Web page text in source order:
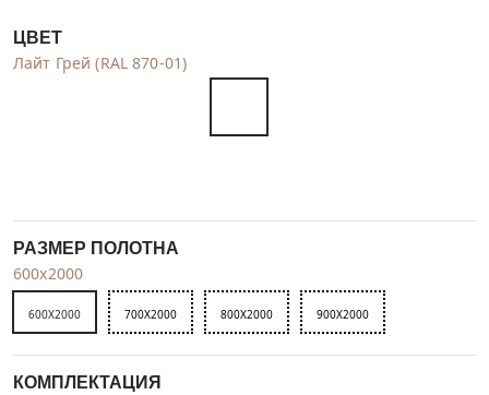
ЦВЕТ
Лайт Грей (RAL 870-01)
РАЗМЕР ПОЛОТНА
600x2000
600X2000 700X2000 800X2000 900X2000
КОМПЛЕКТАЦИЯ